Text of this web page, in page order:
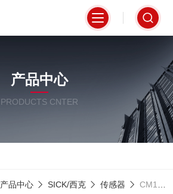
产品中心
PRODUCTS CNTER
产品中心 SICK/西克 传感器 CM12-08EBP-KW1公制设计施克SICK电容式接近传感器